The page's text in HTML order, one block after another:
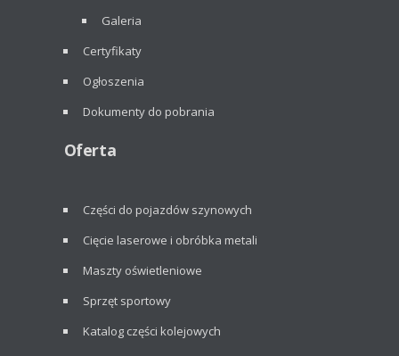
Galeria
Certyfikaty
Ogłoszenia
Dokumenty do pobrania
Oferta
Części do pojazdów szynowych
Cięcie laserowe i obróbka metali
Maszty oświetleniowe
Sprzęt sportowy
Katalog części kolejowych